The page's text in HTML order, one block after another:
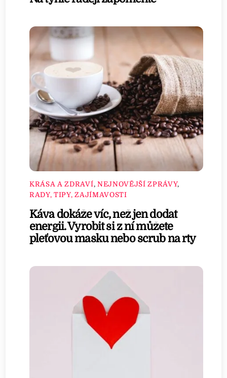
KRÁSA A ZDRAVÍ, NEJNOVĚJŠÍ ZPRÁVY,
RADY, TIPY, ZAJÍMAVOSTI
Káva dokáže víc, než jen dodat
energii. Vyrobit si z ní můžete
pleťovou masku nebo scrub na rty